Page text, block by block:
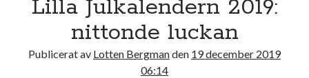
16 17 18 19 20 21 22
25 26 27 28 29
30 31
Lilla Julkalendern 2019:
nittonde luckan
Publicerat av Lotten Bergmanden 19 december 2019
06:14